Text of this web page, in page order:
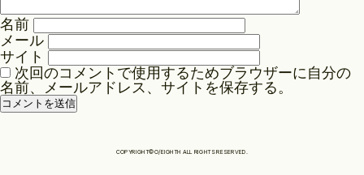
Store
ョ
ン
名前
メール
サイト
次回のコメントで使用するためブラウザーに自分の
名前、メールアドレス、サイトを保存する。
COPYRIGHT©O/EIGHTH ALL RIGHTS RESERVED.